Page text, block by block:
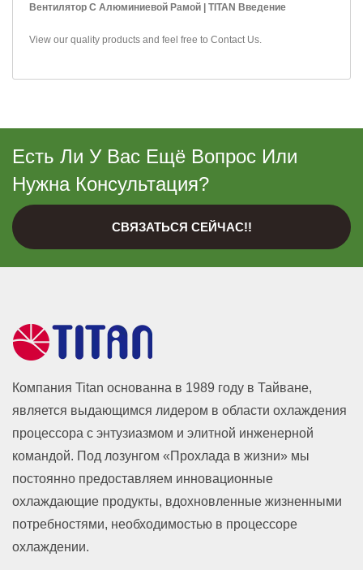
Вентилятор С Алюминиевой Рамой | TITAN Введение
View our quality products and feel free to Contact Us
Есть Ли У Вас Ещё Вопрос Или
Нужна Консультация?
СВЯЗАТЬСЯ СЕЙЧАС!!
Компания Titan основанна в 1989 году в Тайване,
является выдающимся лидером в области охлаждения
процессора с энтузиазмом и элитной инженерной
командой. Под лозунгом «Прохлада в жизни» мы
постоянно предоставляем инновационные
охлаждающие продукты, вдохновленные жизненными
потребностями, необходимостью в процессоре
охлаждении.